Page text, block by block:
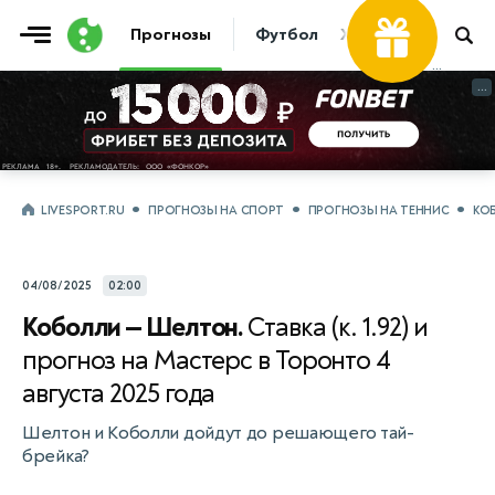
Прогнозы Футбол Хоккей Теннис
Фрибет
...
...
LIVESPORT.RU ПРОГНОЗЫ НА СПОРТ ПРОГНОЗЫ НА ТЕННИС
04/08/2025 02:00
Коболли — Шелтон.Ставка (к. 1.92) и
прогноз на Мастерс в Торонто 4
августа 2025 года
Шелтон и Коболли дойдут до решающего тай-
брейка?